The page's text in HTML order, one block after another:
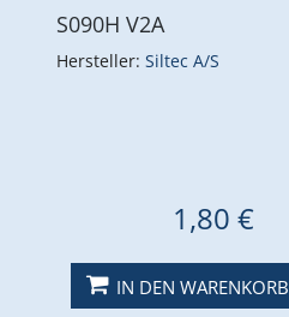
S090H V2A
Hersteller:Siltec A/S
1,80 €
IN DEN WARENKORB